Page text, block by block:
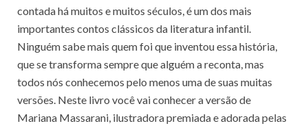
contada há muitos e muitos séculos, é um dos mais
importantes contos clássicos da literatura infantil.
Ninguém sabe mais quem foi que inventou essa história,
que se transforma sempre que alguém a reconta, mas
todos nós conhecemos pelo menos uma de suas muitas
versões. Neste livro você vai conhecer a versão de
Mariana Massarani, ilustradora premiada e adorada pelas